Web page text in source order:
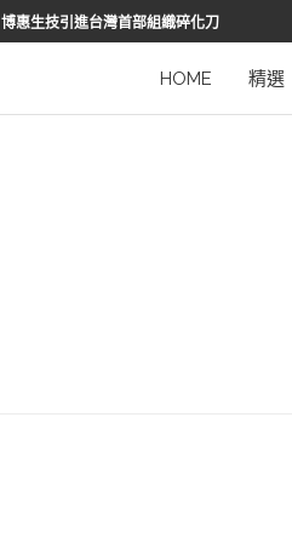
博惠生技引進台灣首部組織碎化刀
2025優秀護理人員表揚 看見疫後醫護堅韌
從臨床到國際舞台 江秉穎醫師的睡眠醫學之路
陳曾基院長：從紅榜少年到偏鄉醫院守望者
臺灣腦健康協會學術研討會 腦疾權威重磅登場
HOME 精選